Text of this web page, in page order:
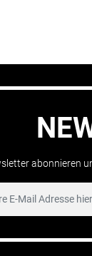
abonnieren